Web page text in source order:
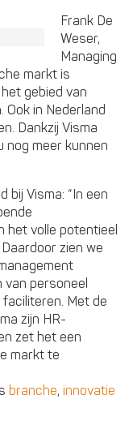
Frank De
Weser,
Managing
markt is
gebied van
in Nederland
Dankzij Visma
nog meer kunnen
bij Visma: “In een
het volle potentieel
zien we
van personeel
Met de
zijn HR-
zet het een
markt te
branche,innovatie